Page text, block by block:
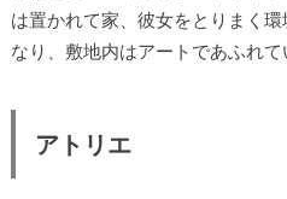
は置かれて家、彼女をとりまく
なり、敷地内はアートであふれて
アトリエ